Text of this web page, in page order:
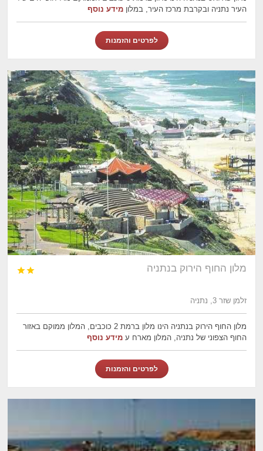
העיר נתניה ובקרבת מרכז העיר, במלוןמידע נוסף
לפרטים והזמנות
מלון החוף הירוק בנתניה 

זלמן שזר 3, נתניה
מלון החוף הירוק בנתניה הינו מלון ברמת 2 כוכבים, המלון ממוקם באזור
החוף הצפוני של נתניה, המלון מארח עמידע נוסף
לפרטים והזמנות